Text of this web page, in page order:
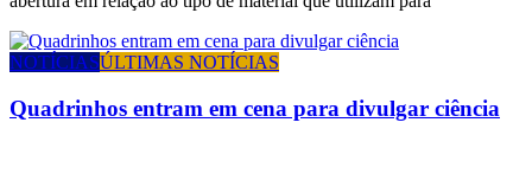
NOTÍCIASÚLTIMAS NOTÍCIAS
Quadrinhos entram em cena para divulgar ciência